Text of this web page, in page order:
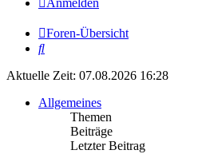
Anmelden
Foren-Übersicht
Suche
Aktuelle Zeit: 07.08.2026 16:28
Allgemeines
Themen
Beiträge
Letzter Beitrag